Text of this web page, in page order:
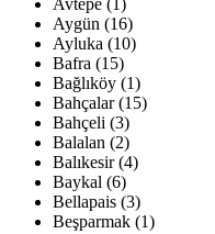
Avtepe (1)
Aygün (16)
Ayluka (10)
Bafra (15)
Bağlıköy (1)
Bahçalar (15)
Bahçeli (3)
Balalan (2)
Balıkesir (4)
Baykal (6)
Bellapais (3)
Beşparmak (1)